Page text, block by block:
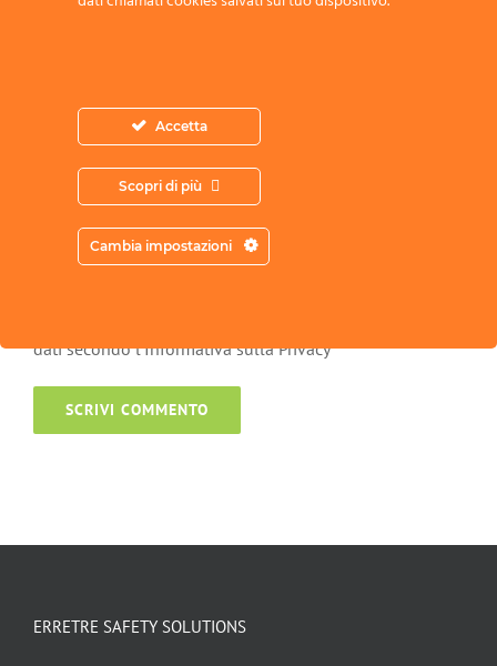
Commento
dati secondo l’Informativa sulla Privacy
ERRETRE SAFETY SOLUTIONS
Accetta
Scopri di più
Cambia impostazioni